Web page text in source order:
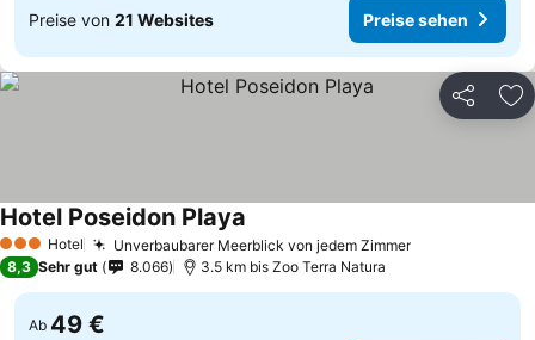
Preise von 21 Websites Preise sehen
Teilen
3 SterneHotel Unverbaubarer Meerblick von jedem Zimmer
Hotel Poseidon Playa
8,3 Sehr gut 8.066 3.5 km bis Zoo Terra Natura
Ab 49 €